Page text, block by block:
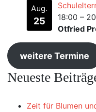
Aug.
25
18:00 –
Otfried
weitere Termine
Neueste
Zeit für Blumen